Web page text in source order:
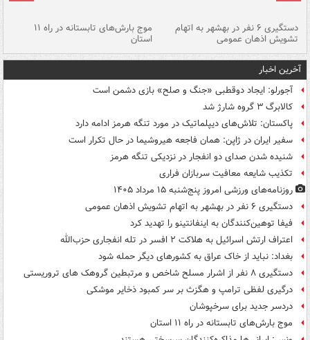
دستگیری ۶ نفر در بهشهر به اتهام
تشویش اذهان عمومی
موج بارش‌های تابستانه در راه ۱۱
استان
آخرین اخبار
آجورلو: ایجاد دوقطبی «جنگ و صلح‌» بازی دشمن است
کالابرگ ۳ گروه شارژ شد
پاکستان: تلاش‌های دیپلماتیک در مورد تنگه هرمز ادامه دارد
سفیر ایران در ژاپن: همان فاجعه هیروشیما در حال تکرار است
شنیده شدن صدای دو انفجار در نزدیکی تنگه هرمز
تکذیب شایعه معافیت سربازان فراری
روزنامه‌های ورزشی امروز پنج‌شنبه ۱۵ مرداد ۱۴۰۵
دستگیری ۶ نفر در بهشهر به اتهام تشویش اذهان عمومی
فیفا توهین‌کنندگان به اینفانتینو را تهدید کرد
اعتراف ارتش اسرائیل به هلاکت ۲ افسر در تله انفجاری حزب‌الله
بغداد: نباید از خاک عراق به کشورهای دیگر حمله شود
دستگیری ۸ نفر از اشرار مسلح شاخص و مرتبطین گروهک های تروریستی
درگیری لفظی ترامپ و هگزث بر سر کمبود ذخایر موشکی
دردسر جدید برای سرخپوشان
موج بارش‌های تابستانه در راه ۱۱ استان